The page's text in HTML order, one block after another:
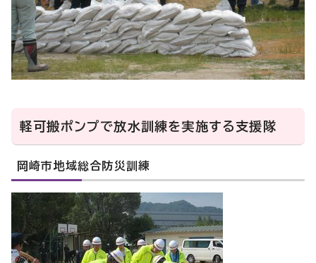
軽可搬ポンプで放水訓練を実施する支援隊
岡崎市地域総合防災訓練